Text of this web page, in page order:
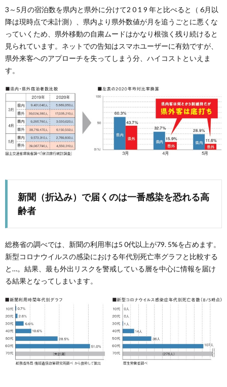
3～5月の宿泊数を県内と県外に分けて2 0 1 9 年と比べると（ 6月以
降は現時点で未計測）、県内より県外数値が月を追うごとに悪くな
っていくため、県外移動の自粛ムードはかなり根強く残り続けると
見られています。ネットでの告知はスマホユーザーに有効ですが、
県外来客へのアプローチを失ってしまう分、ハイコストといえま
す。
新聞（折込み）で届くのは一番感染を恐れる高
齢者
総務省の調べでは、新聞の利用率は5 0代以上が79. 5%を占めます。
新型コロナウイルスの感染における年代別死亡率グラフと比較する
と…。結果、最も外出リスクを警戒している層を中心に情報を届け
る結果となってしまいます。